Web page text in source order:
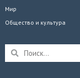
Мир
Общество и культура